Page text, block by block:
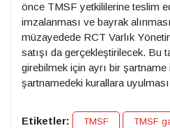
önce TMSF yetkililerine teslim
imzalanması ve bayrak
müzayedede RCT Varlık
satışı da gerçekleştirilecek. Bu
girebilmek için ayrı bir
şartnamedeki kurallara
Etiketler: TMSF TMSF